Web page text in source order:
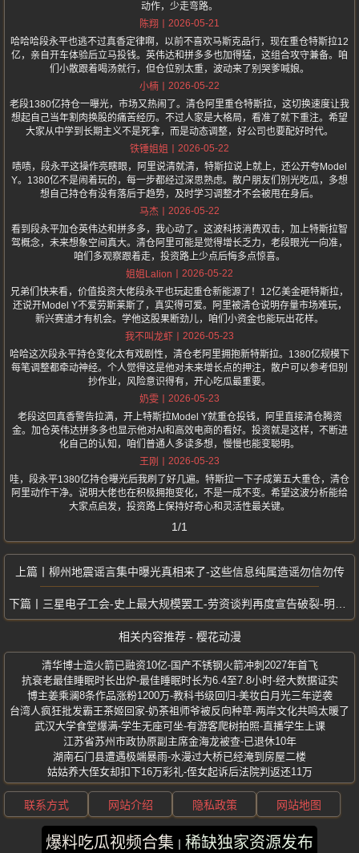
动作，少走弯路。
陈翔
2026-05-21
哈哈哈段永平也逃不过真香定律啊，以前不喜欢马斯克品行，现在重仓特斯拉12
亿，亲自开车体验后立马投钱。英伟达和拼多多也加得猛，这组合攻守兼备。咱
们小散跟着喝汤就行，但仓位别太重，波动来了别哭爹喊娘。
小楠
2026-05-22
老段1380亿持仓一曝光，市场又热闹了。清仓阿里重仓特斯拉，这切换速度让我
想起自己当年割肉换股的痛苦经历。不过人家是大格局，看准了就下重注。希望
大家从中学到长期主义不是死拿，而是动态调整，好公司也要配好时代。
铁锤姐姐
2026-05-22
啧啧，段永平这操作亮瞎眼，阿里说清就清，特斯拉说上就上，还公开夸Model
Y。1380亿不是闹着玩的，每一步都经过深思熟虑。散户朋友们别光吃瓜，多想
想自己持仓有没有落后于趋势，及时学习调整才不会被甩在身后。
马杰
2026-05-22
看到段永平加仓英伟达和拼多多，我心动了。这波科技消费双击，加上特斯拉智
驾概念，未来想象空间真大。清仓阿里可能是觉得增长乏力，老段眼光一向准，
咱们多观察跟着走，投资路上少点后悔多点惊喜。
姐姐Lalion
2026-05-22
兄弟们快来看，价值投资大佬段永平也玩起重仓新能源了！12亿美金砸特斯拉，
还说开Model Y不爱劳斯莱斯了，真实得可爱。阿里被清仓说明存量市场难玩，
新兴赛道才有机会。学他这股果断劲儿，咱们小资金也能玩出花样。
我不叫龙虾
2026-05-23
哈哈这次段永平持仓变化太有戏剧性，清仓老阿里拥抱新特斯拉。1380亿规模下
每笔调整都牵动神经。个人觉得这是他对未来增长点的押注，散户可以参考但别
抄作业，风险意识得有，开心吃瓜最重要。
奶雯
2026-05-23
老段这回真香警告拉满，开上特斯拉Model Y就重仓投钱，阿里直接清仓腾资
金。加仓英伟达拼多多也显示他对AI和高效电商的看好。投资就是这样，不断进
化自己的认知，咱们普通人多读多想，慢慢也能变聪明。
王刚
2026-05-23
哇，段永平1380亿持仓曝光后我刷了好几遍。特斯拉一下子成第五大重仓，清仓
阿里动作干净。说明大佬也在积极拥抱变化，不是一成不变。希望这波分析能给
大家点启发，投资路上保持好奇心和灵活性最关键。
1/1
柳州地震谣言集中曝光真相来了-这些信息纯属造谣勿信勿传
三星电子工会-史上最大规模罢工-劳资谈判再度宣告破裂-明日起全面罢工
相关内容推荐 - 樱花动漫
清华博士造火箭已融资10亿-国产不锈钢火箭冲刺2027年首飞
抗衰老最佳睡眠时长出炉-最佳睡眠时长为6.4至7.8小时-经大数据证实
博主姜乘澜8条作品涨粉1200万-教科书级回归-美妆白月光三年逆袭
台湾人疯狂批发霸王茶姬回家-奶茶祖师爷被反向种草-两岸文化共鸣太暖了
武汉大学食堂爆满-学生无座可坐-有游客爬树拍照-直播学生上课
江苏省苏州市政协原副主席金海龙被查-已退休10年
湖南石门县遭遇极端暴雨-水漫过大桥已经淹到房屋二楼
姑姑养大侄女却扣下16万彩礼-侄女起诉后法院判返还11万
爆料吃瓜视频合集 稀缺独家资源发布
联系方式 网站介绍 隐私政策 网站地图
版权所有 ©2025 樱花动漫 保留所有权利